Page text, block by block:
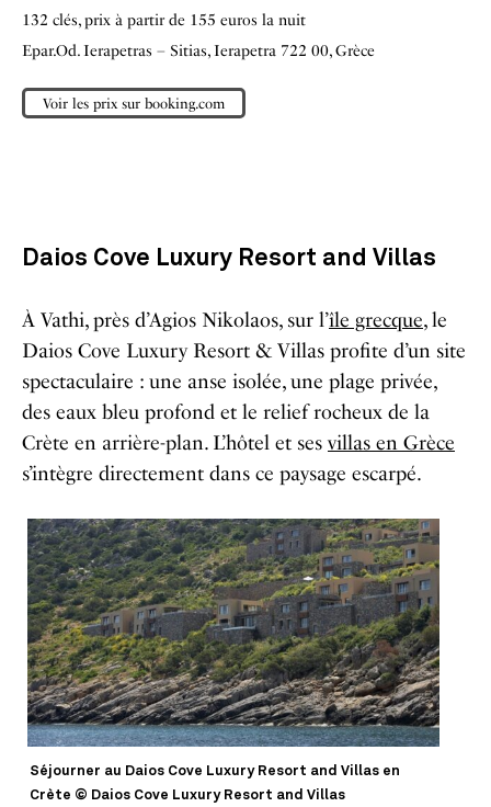
132 clés, prix à partir de 155 euros la nuit
Epar.Od. Ierapetras – Sitias, Ierapetra 722 00, Grèce
Voir les prix sur booking.com
Daios Cove Luxury Resort and Villas
À Vathi, près d’Agios Nikolaos, sur l’île grecque, le
Daios Cove Luxury Resort & Villas profite d’un site
spectaculaire : une anse isolée, une plage privée,
des eaux bleu profond et le relief rocheux de la
Crète en arrière-plan. L’hôtel et sesvillas en Grèce
s’intègre directement dans ce paysage escarpé.
Séjourner au Daios Cove Luxury Resort and Villas en
Crète © Daios Cove Luxury Resort and Villas